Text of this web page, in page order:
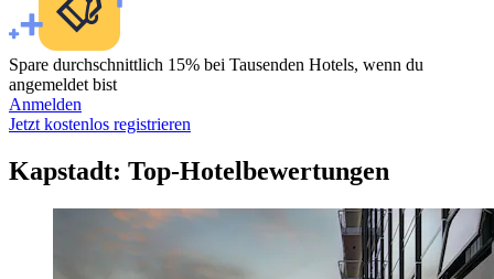
Spare durchschnittlich 15% bei Tausenden Hotels, wenn du
angemeldet bist
Anmelden
Jetzt kostenlos registrieren
Kapstadt: Top-Hotelbewertungen